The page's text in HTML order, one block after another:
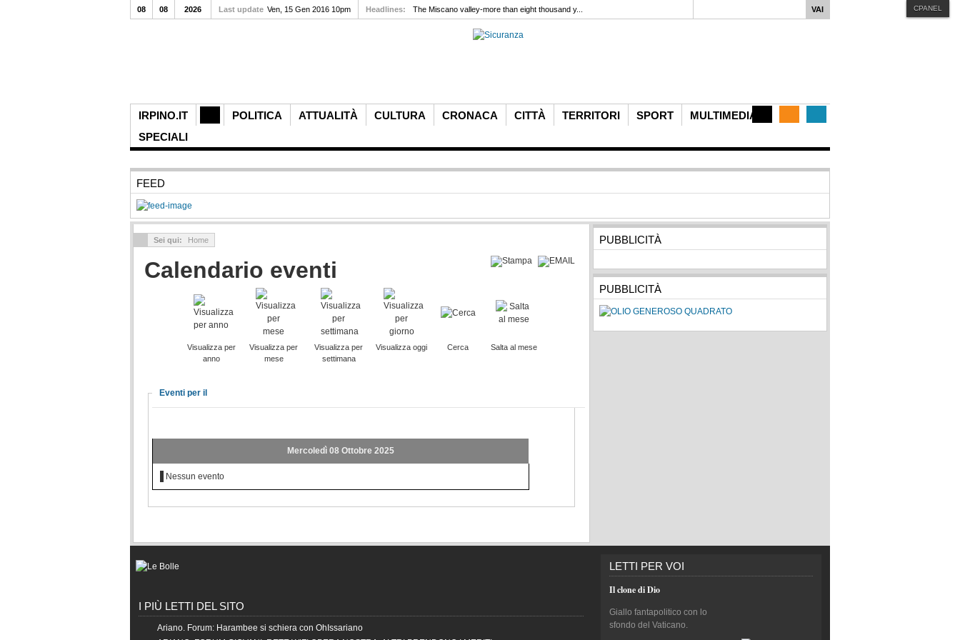
IRPINO.IT POLITICA ATTUALITÀ CULTURA CRONACA CITTÀ TERRITORI SPORT
MULTIMEDIA
SPECIALI
08 08 2026 Last update Ven, 15 Gen 2016 10pm Headlines: The Miscano valley-more than eight thousand y... CPANEL
FEED
Sei qui: Home
Calendario eventi
Visualizza per
anno
Visualizza per
mese
Visualizza per
settimana
Visualizza oggi Cerca Salta al mese
Eventi per il
Mercoledì 08 Ottobre 2025
Nessun evento
PUBBLICITÀ
PUBBLICITÀ
I PIÙ LETTI DEL SITO
Ariano. Forum: Harambee si schiera con OhIssariano
LETTI PER VOI
Il clone di Dio
Giallo fantapolitico con lo
sfondo del Vaticano.